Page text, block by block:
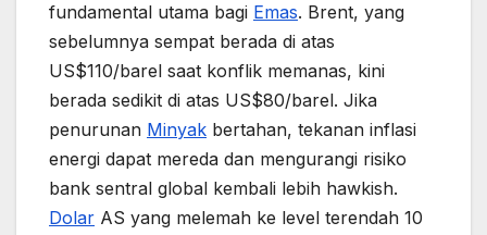
fundamental utama bagi Emas. Brent, yang
sebelumnya sempat berada di atas
US$110/barel saat konflik memanas, kini
berada sedikit di atas US$80/barel. Jika
penurunan Minyak bertahan, tekanan inflasi
energi dapat mereda dan mengurangi risiko
bank sentral global kembali lebih hawkish.
Dolar AS yang melemah ke level terendah 10